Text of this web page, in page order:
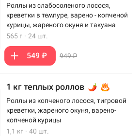
Роллы из слабосоленого лосося,
креветки в темпуре, варено - копченой
курицы, жареного окуня и такуана
565 г · 24 шт.
549 ₽ 949 ₽
1 кг теплых роллов
Роллы из копченого лосося, тигровой
креветки, жареного окуня, варено-
копченой курицы
1,1 кг · 40 шт.